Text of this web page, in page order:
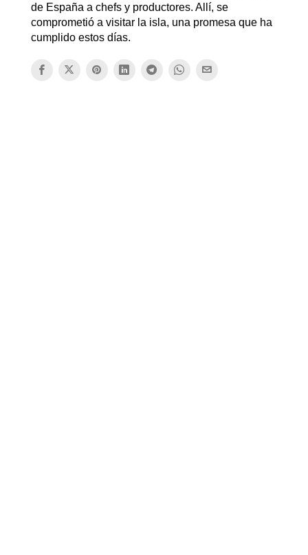
de España a chefs y productores. Allí, se
comprometió a visitar la isla, una promesa que ha
cumplido estos días.